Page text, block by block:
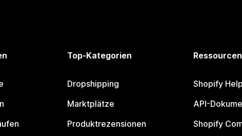
Top-Kategorien
Dropshipping
Marktplätze
Produktrezensionen
Ressourcen
Shopify
API-
Shopify